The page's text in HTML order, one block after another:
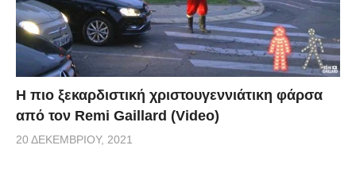
Η πιο ξεκαρδιστική χριστουγεννιάτικη φάρσα
από τον Remi Gaillard (Video)
20 ΔΕΚΕΜΒΡΊΟΥ, 2021